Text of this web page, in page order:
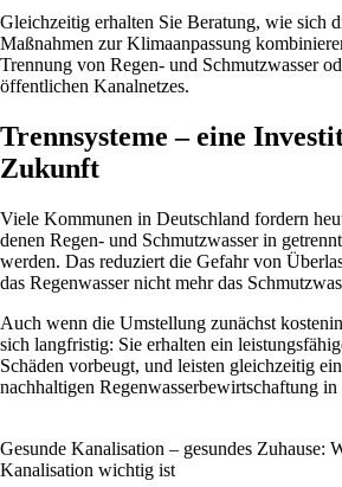
Gleichzeitig erhalten Sie Beratung, wie sich
Maßnahmen zur Klimaanpassung
Trennung von Regen- und Schmutzwasser
öffentlichen Kanalnetzes.
Trennsysteme – eine
Zukunft
Viele Kommunen in Deutschland fordern
denen Regen- und Schmutzwasser in
werden. Das reduziert die Gefahr von
das Regenwasser nicht mehr das
Auch wenn die Umstellung zunächst
sich langfristig: Sie erhalten ein
Schäden vorbeugt, und leisten gleichzeitig
nachhaltigen Regenwasserbewirtschaftung
Gesunde Kanalisation – gesundes Zuhause:
Kanalisation wichtig ist